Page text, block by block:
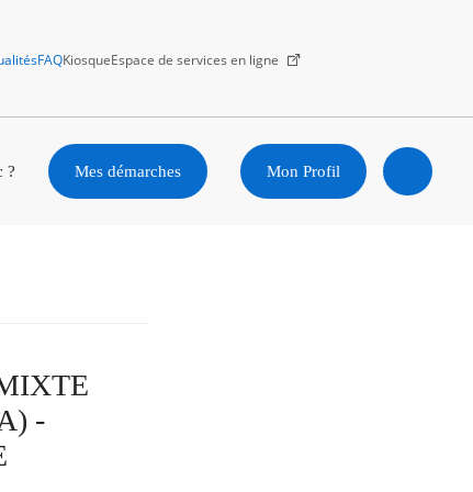
FAQKiosqueEspace de services en ligne
? Mes démarches Mon Profil
-